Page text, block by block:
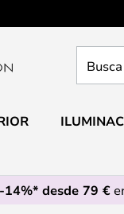
aquí
-14%* desde 79 €